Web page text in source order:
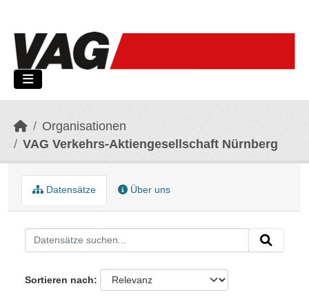
Organisationen
VAG Verkehrs-Aktiengesellschaft Nürnberg
Datensätze Über uns
Sortieren nach